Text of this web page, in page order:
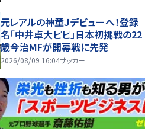
元レアルの神童Ｊデビューへ！登録
名「中井卓大ピピ」日本初挑戦の22
歳今治MFが開幕戦に先発
2026/08/09 16:04サッカー